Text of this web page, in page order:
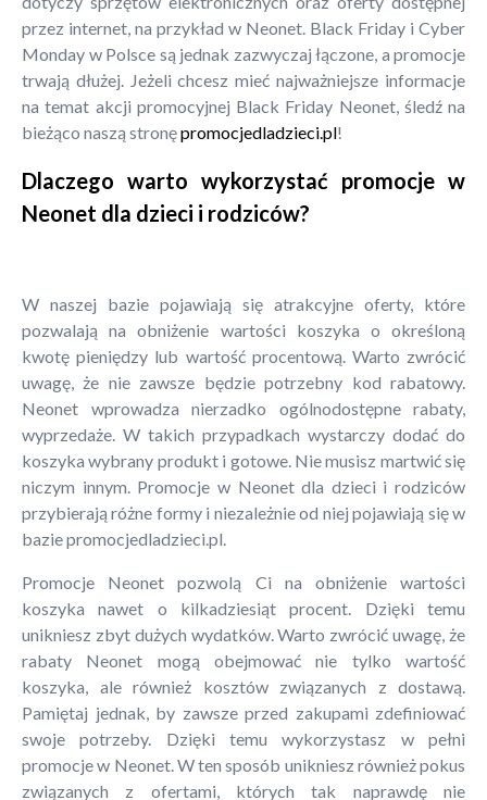
przez internet, na przykład w Neonet. Black Friday i Cyber
Monday w Polsce są jednak zazwyczaj łączone, a promocje
trwają dłużej. Jeżeli chcesz mieć najważniejsze informacje
na temat akcji promocyjnej Black Friday Neonet, śledź na
bieżąco naszą stronępromocjedladzieci.pl!
Dlaczego warto wykorzystać promocje w
Neonet dla dzieci i rodziców?
W naszej bazie pojawiają się atrakcyjne oferty, które
pozwalają na obniżenie wartości koszyka o określoną
kwotę pieniędzy lub wartość procentową. Warto zwrócić
uwagę, że nie zawsze będzie potrzebny kod rabatowy.
Neonet wprowadza nierzadko ogólnodostępne rabaty,
wyprzedaże. W takich przypadkach wystarczy dodać do
koszyka wybrany produkt i gotowe. Nie musisz martwić się
niczym innym. Promocje w Neonet dla dzieci i rodziców
przybierają różne formy i niezależnie od niej pojawiają się w
bazie promocjedladzieci.pl.
Promocje Neonet pozwolą Ci na obniżenie wartości
koszyka nawet o kilkadziesiąt procent. Dzięki temu
unikniesz zbyt dużych wydatków. Warto zwrócić uwagę, że
rabaty Neonet mogą obejmować nie tylko wartość
koszyka, ale również kosztów związanych z dostawą.
Pamiętaj jednak, by zawsze przed zakupami zdefiniować
swoje potrzeby. Dzięki temu wykorzystasz w pełni
promocje w Neonet. W ten sposób unikniesz również pokus
związanych z ofertami, których tak naprawdę nie